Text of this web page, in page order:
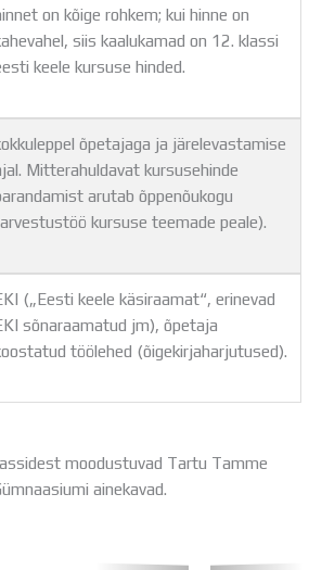
on kõige rohkem; kui hinne on
siis kaalukamad on 12. klassi
keele kursuse hinded.
õpetajaga ja järelevastamise
Mitterahuldavat kursusehinde
arutab õppenõukogu
kursuse teemade peale).
(„Eesti keele käsiraamat“, erinevad
sõnaraamatud jm), õpetaja
töölehed (õigekirjaharjutused).
moodustuvad Tartu Tamme
ainekavad.